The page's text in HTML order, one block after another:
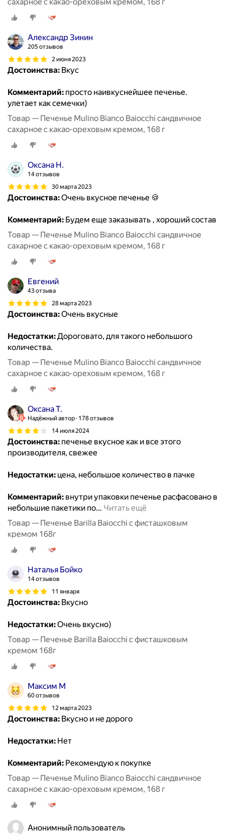
Александр Зинин
205 отзывов
2 июня 2023
Достоинства: Вкус
Комментарий: просто наивкуснейшее печенье.
улетает как семечки)
Товар — Печенье Mulino Bianco Baiocchi сандвичное
сахарное с какао-ореховым кремом, 168 г
Оксана Н.
14 отзывов
30 марта 2023
Достоинства:Очень вкусное печенье 🍪
Комментарий: Будем еще заказывать , хороший состав
Товар — Печенье Mulino Bianco Baiocchi сандвичное
сахарное с какао-ореховым кремом, 168 г
Евгений
43 отзыва
28 марта 2023
Достоинства:Очень вкусные
Недостатки:Дороговато, для такого небольшого
количества.
Товар — Печенье Mulino Bianco Baiocchi сандвичное
сахарное с какао-ореховым кремом, 168 г
Оксана Т.
Надёжный автор 178 отзывов
14 июля 2024
Достоинства: печенье вкусное как и все этого
производителя, свежее
Недостатки: цена, небольшое количество в пачке
Комментарий: внутри упаковки печенье расфасовано в
небольшие пакетики по… Читать ещё
Товар — Печенье Barilla Baiocchi с фисташковым
кремом 168г
Наталья Бойко
14 отзывов
11 января
Достоинства: Вкусно
Недостатки:Очень вкусно)
Товар — Печенье Barilla Baiocchi с фисташковым
кремом 168г
Максим М
60 отзывов
12 марта 2023
Достоинства: Вкусно и не дорого
Недостатки: Нет
Комментарий: Рекомендую к покупке
Товар — Печенье Mulino Bianco Baiocchi сандвичное
сахарное с какао-ореховым кремом, 168 г
Анонимный пользователь